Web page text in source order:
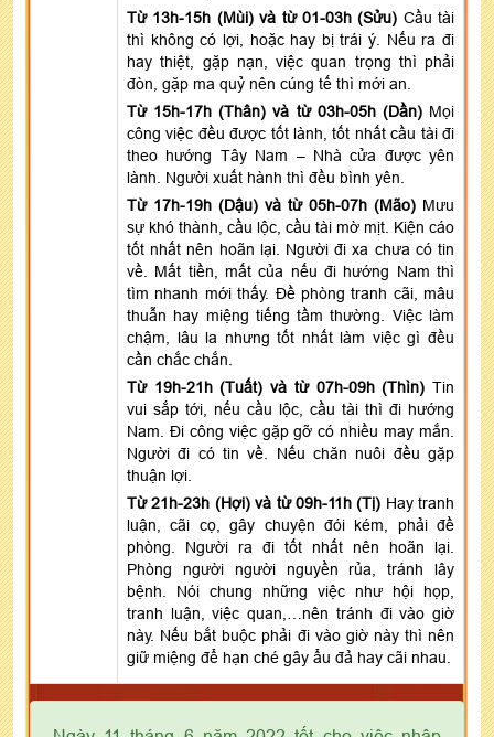
Từ 13h-15h (Mùi) và từ 01-03h (Sửu) Cầu tài
thì không có lợi, hoặc hay bị trái ý. Nếu ra đi
hay thiệt, gặp nạn, việc quan trọng thì phải
đòn, gặp ma quỷ nên cúng tế thì mới an.
Từ 15h-17h (Thân) và từ 03h-05h (Dần) Mọi
công việc đều được tốt lành, tốt nhất cầu tài đi
theo hướng Tây Nam – Nhà cửa được yên
lành. Người xuất hành thì đều bình yên.
Từ 17h-19h (Dậu) và từ 05h-07h (Mão) Mưu
sự khó thành, cầu lộc, cầu tài mờ mịt. Kiện cáo
tốt nhất nên hoãn lại. Người đi xa chưa có tin
về. Mất tiền, mất của nếu đi hướng Nam thì
tìm nhanh mới thấy. Đề phòng tranh cãi, mâu
thuẫn hay miệng tiếng tầm thường. Việc làm
chậm, lâu la nhưng tốt nhất làm việc gì đều
cần chắc chắn.
Từ 19h-21h (Tuất) và từ 07h-09h (Thìn) Tin
vui sắp tới, nếu cầu lộc, cầu tài thì đi hướng
Nam. Đi công việc gặp gỡ có nhiều may mắn.
Người đi có tin về. Nếu chăn nuôi đều gặp
thuận lợi.
Từ 21h-23h (Hợi) và từ 09h-11h (Tị) Hay tranh
luận, cãi cọ, gây chuyện đói kém, phải đề
phòng. Người ra đi tốt nhất nên hoãn lại.
Phòng người người nguyền rủa, tránh lây
bệnh. Nói chung những việc như hội họp,
tranh luận, việc quan,…nên tránh đi vào giờ
này. Nếu bắt buộc phải đi vào giờ này thì nên
giữ miệng để hạn ché gây ẩu đả hay cãi nhau.